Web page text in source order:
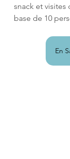
snack et visites
base de 10
En